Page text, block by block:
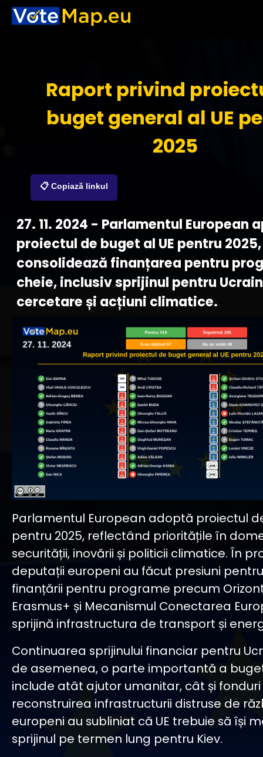
Raport privind
buget general al UE
2025
📋 Copiază linkul
27. 11. 2024 - Parlamentul European
proiectul de buget al UE pentru
consolidează finanțarea pentru
cheie, inclusiv sprijinul pentru
cercetare și acțiuni climatice.
Parlamentul European adoptă proiectul
pentru 2025, reflectând prioritățile în
securității, inovării și politicii climatice. În
deputații europeni au făcut presiuni
finanțării pentru programe precum
Erasmus+ și Mecanismul Conectarea
sprijină infrastructura de transport și
Continuarea sprijinului financiar pentru
de asemenea, o parte importantă a
include atât ajutor umanitar, cât și
reconstruirea infrastructurii distruse de
europeni au subliniat că UE trebuie să își
sprijinul pe termen lung pentru Kiev.